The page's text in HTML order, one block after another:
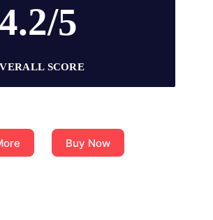
5
SCORE
Buy Now